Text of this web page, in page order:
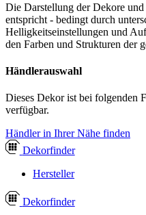
Die Darstellung der Dekore
entspricht - bedingt durch
Helligkeitseinstellungen und
den Farben und Strukturen der
Händlerauswahl
Dieses Dekor ist bei folgenden
verfügbar.
Händler in Ihrer Nähe finden
Dekorfinder
Hersteller
Dekorfinder